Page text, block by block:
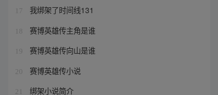
17 我绑架了时间线131
18 赛博英雄传主角是谁
19 赛博英雄传向山是谁
20 赛博英雄传小说
21 绑架小说简介